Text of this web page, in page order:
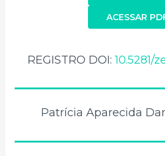
ACESSAR
REGISTRO DOI:10.5281/
Patrícia Aparecida